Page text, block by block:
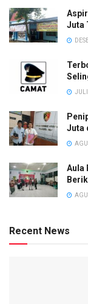
Juta
Juta
Aula
Recent News